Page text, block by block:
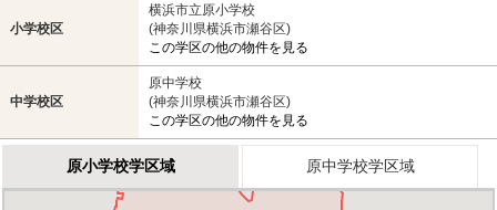
小学校区
横浜市立原小学校
(神奈川県横浜市瀬谷区)
この学区の他の物件を見る
中学校区
原中学校
(神奈川県横浜市瀬谷区)
この学区の他の物件を見る
原小学校学区域 原中学校学区域